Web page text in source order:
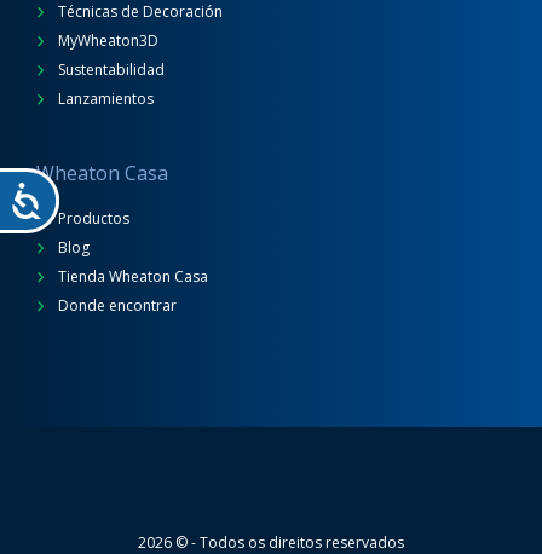
Técnicas de Decoración
MyWheaton3D
Sustentabilidad
Lanzamientos
Wheaton Casa
Productos
Blog
Tienda Wheaton Casa
Donde encontrar
2026 © - Todos os direitos reservados